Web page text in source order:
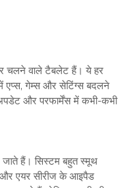
चलने वाले टैबलेट हैं। ये हर
गेम्स और सेटिंग्स बदलने
और परफार्मेंस में कभी-कभी
हैं। सिस्टम बहुत स्मूथ
और एयर सीरीज के आइपैड